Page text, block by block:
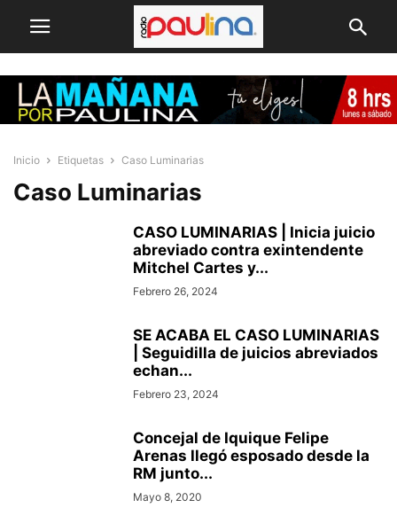
Inicio Etiquetas Caso Luminarias
Caso Luminarias
CASO LUMINARIAS | Inicia juicio
abreviado contra exintendente
Mitchel Cartes y...
Febrero 26, 2024
SE ACABA EL CASO LUMINARIAS
| Seguidilla de juicios abreviados
echan...
Febrero 23, 2024
Concejal de Iquique Felipe
Arenas llegó esposado desde la
RM junto...
Mayo 8, 2020